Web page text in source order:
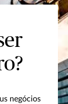
negócios